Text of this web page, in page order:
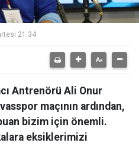
21:34
Antrenörü Ali Onur
maçının ardından,
bizim için önemli.
eksiklerimizi